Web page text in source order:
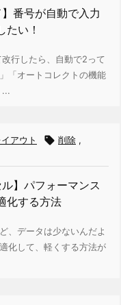
】番号が自動で入力
たい！
行したら、自動で2って
「オートコレクトの機能
...
アウト  削除 ,
ル】パフォーマンス
化する方法
、データは少ないんだよ
化して、軽くする方法が